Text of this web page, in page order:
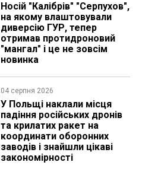
Носій "Калібрів" "Серпухов",
на якому влаштовували
диверсію ГУР, тепер
отримав протидроновий
"мангал" і це не зовсім
новинка
04 серпня 2026
У Польщі наклали місця
падіння російських дронів
та крилатих ракет на
координати оборонних
заводів і знайшли цікаві
закономірності